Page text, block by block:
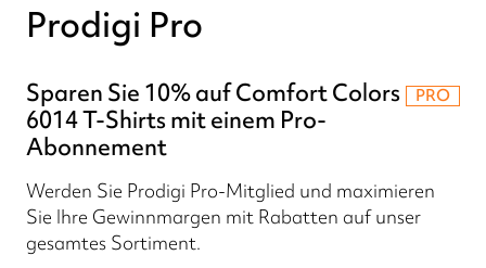
Prodigi Pro
Sparen Sie 10% auf Comfort Colors
6014 T-Shirts mit einem Pro-
Abonnement
PRO
Werden Sie Prodigi Pro-Mitglied und maximieren
Sie Ihre Gewinnmargen mit Rabatten auf unser
gesamtes Sortiment.